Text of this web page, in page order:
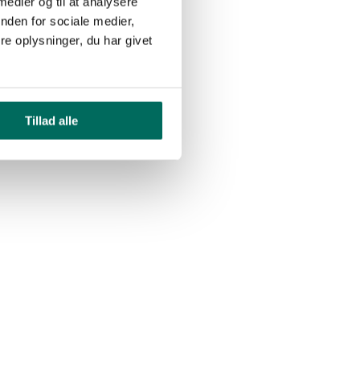
for sociale medier,
oplysninger, du har givet
Tillad alle